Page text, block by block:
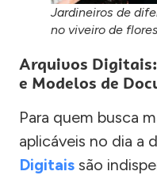
Jardineiros de
no viveiro de
Arquivos
e Modelos de
Para quem busca
aplicáveis no dia a
Digitais são